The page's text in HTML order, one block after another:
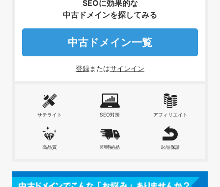
SEOに効果的な
中古ドメインを探してみる
中古ドメイン一覧
登録またはサインイン
サテライト SEO対策 アフィリエイト
高品質 即時納品 返品保証